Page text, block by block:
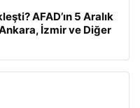
AFAD’ın 5 Aralık
İzmir ve Diğer